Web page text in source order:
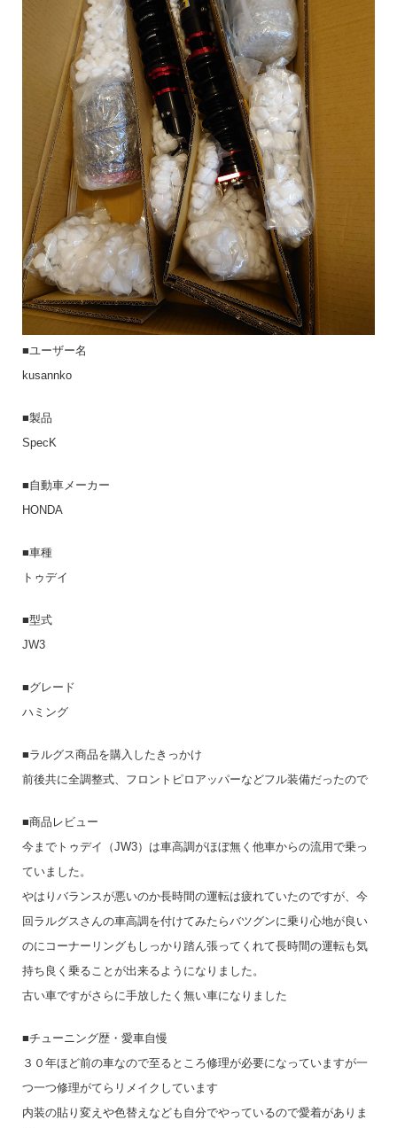
■ユーザー名
kusannko
■製品
SpecK
■自動車メーカー
HONDA
■車種
トゥデイ
■型式
JW3
■グレード
ハミング
■ラルグス商品を購入したきっかけ
前後共に全調整式、フロントピロアッパーなどフル装備だったので
■商品レビュー
今までトゥデイ（JW3）は車高調がほぼ無く他車からの流用で乗っ
ていました。
やはりバランスが悪いのか長時間の運転は疲れていたのですが、今
回ラルグスさんの車高調を付けてみたらバツグンに乗り心地が良い
のにコーナーリングもしっかり踏ん張ってくれて長時間の運転も気
持ち良く乗ることが出来るようになりました。
古い車ですがさらに手放したく無い車になりました
■チューニング歴・愛車自慢
３０年ほど前の車なので至るところ修理が必要になっていますが一
つ一つ修理がてらリメイクしています
内装の貼り変えや色替えなども自分でやっているので愛着がありま